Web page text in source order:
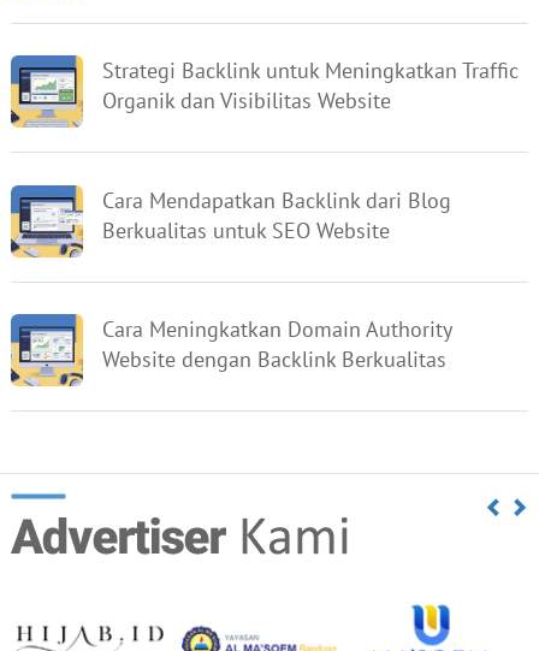
Strategi Backlink untuk Meningkatkan Traffic
Organik dan Visibilitas Website
Cara Mendapatkan Backlink dari Blog
Berkualitas untuk SEO Website
Cara Meningkatkan Domain Authority
Website dengan Backlink Berkualitas